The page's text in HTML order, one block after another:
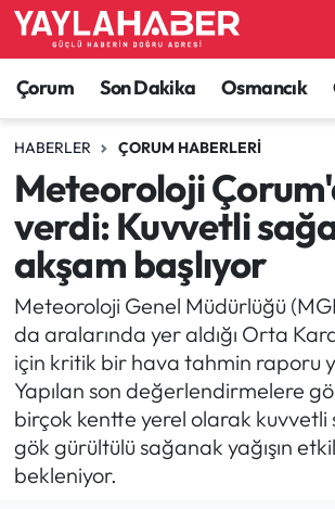
Çorum Son Dakika Osmancık
HABERLER ÇORUM HABERLERI
Meteoroloji
verdi: Kuvvetli
akşam başlıyor
Meteoroloji Genel Müdürlüğü
da aralarında yer aldığı Orta
için kritik bir hava tahmin raporu
Yapılan son değerlendirmelere
birçok kentte yerel olarak kuvvetli
gök gürültülü sağanak yağışın
bekleniyor.
Alaca Haberleri
Bayat Haberleri
Bilgi - Keşfet Haberleri
Bilim ve Teknoloji
Boğazkale Haberleri
Çorum Haberleri
Çorum Son Dakika Haberleri
Dodurga Haberleri
Çorum Nöbetçi Eczaneler
Çorum Hava Durumu
Çorum Namaz Vakitleri
Çorum Trafik Yoğunluk Haritası
TFF 1.Lig Puan Durumu ve
Tüm Manşetler
Son Dakika Haberleri
Haber Arşivi